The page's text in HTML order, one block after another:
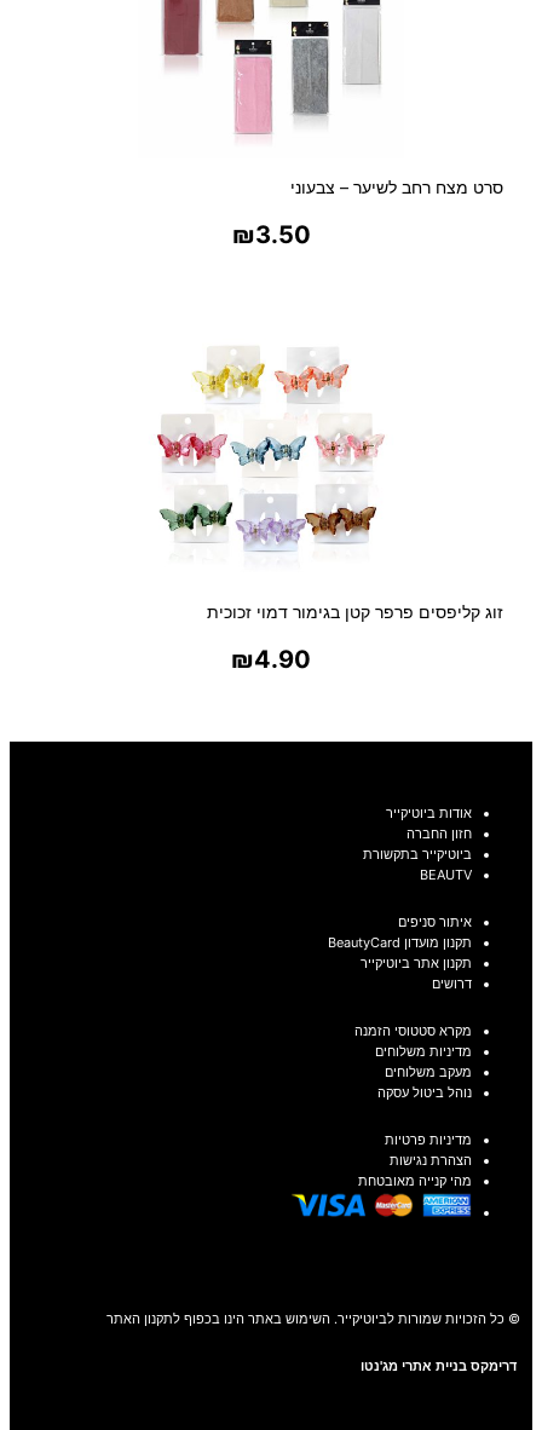
סרט מצח רחב לשיער – צבעוני
₪3.50
זוג קליפסים פרפר קטן בגימור דמוי זכוכית
₪4.90
אודות ביוטיקייר
חזון החברה
ביוטיקייר בתקשורת
BEAUTV
איתור סניפים
תקנון מועדון BeautyCard
תקנון אתר ביוטיקייר
דרושים
מקרא סטטוסי הזמנה
מדיניות משלוחים
מעקב משלוחים
נוהל ביטול עסקה
מדיניות פרטיות
הצהרת נגישות
מהי קנייה מאובטחת
© כל הזכויות שמורות לביוטיקייר. השימוש באתר הינו בכפוף לתקנון האתר
דרימקס בניית אתרי מג'נטו